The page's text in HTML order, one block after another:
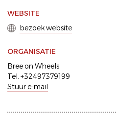
WEBSITE
bezoek website
ORGANISATIE
Bree on Wheels
Tel. +32497379199
Stuur e-mail